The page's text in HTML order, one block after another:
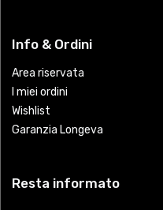
Info & Ordini
Area riservata
I miei ordini
Wishlist
Garanzia Longeva
Resta informato